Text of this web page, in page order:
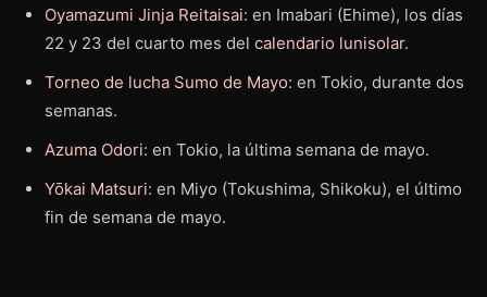
Oyamazumi Jinja Reitaisai: en Imabari (Ehime), los días
22 y 23 del cuarto mes del calendario lunisolar.
Torneo de lucha Sumo de Mayo: en Tokio, durante dos
semanas.
Azuma Odori: en Tokio, la última semana de mayo.
Yōkai Matsuri: en Miyo (Tokushima, Shikoku), el último
fin de semana de mayo.